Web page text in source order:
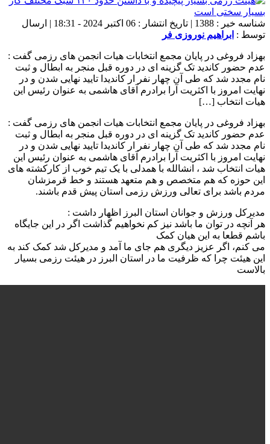
شناسه خبر : 1388 | تاریخ انتشار : 06 اکتبر 2024 - 18:31 | ارسال
توسط : ابراهیم نوروزی فر
بهزاد فروغی در پایان مجمع انتخابات هیات انجمن های رزمی گفت :
عدم حضور کاندید تک گزینه ای در دوره قبل منجر به ابطال و ثبت
نام مجدد شد که طی آن چهار نفر ار کاندیدا تایید نهایی شدن و در
نهایت امروز با اکثریت آرا برادرم آقای هاشمی به عنوان رئیس این
هیات انتخاب […]
بهزاد فروغی در پایان مجمع انتخابات هیات انجمن های رزمی گفت :
عدم حضور کاندید تک گزینه ای در دوره قبل منجر به ابطال و ثبت
نام مجدد شد که طی آن چهار نفر ار کاندیدا تایید نهایی شدن و در
نهایت امروز با اکثریت آرا برادرم آقای هاشمی به عنوان رئیس این
هیات انتخاب شد ، انشالله با همدلی با یک تیم خوب از کارکشته های
این حوزه که هم متخصص و هم متعهد هستند و خط قرمزشان
مردم باشد برای تعالی ورزش رزمی استان پیش قدم باشند.
مدیرکل ورزش و جوانان استان البرز اظهار داشت :
هر آنچه در توان ما باشد نیز کم نخواهیم گذاشت اگر در این جایگاه
باشم قطعا به این هیان کمک
می کنم، اگر عزیز دیگری هم جای ما آمد و مدیرکل شد کمک کند به
این هیئت چرا که ظرفیت ما در استان البرز در هیئت رزمی بسیار
بالاست